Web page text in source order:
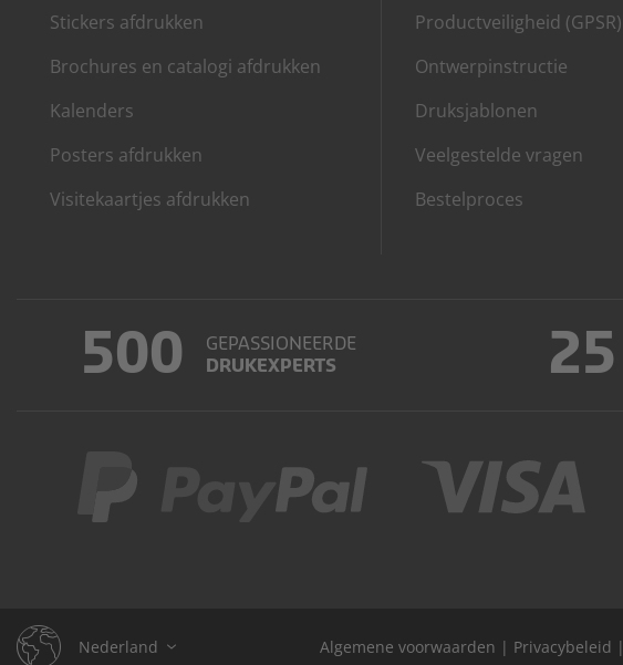
Stickers afdrukken
Brochures en catalogi afdrukken
Kalenders
Posters afdrukken
Visitekaartjes afdrukken
Productveiligheid (GPSR)
Ontwerpinstructie
Druksjablonen
Veelgestelde vragen
Bestelproces
500
GEPASSIONEERDE
DRUKEXPERTS
25
Nederland Algemene voorwaarden | Privacybeleid |